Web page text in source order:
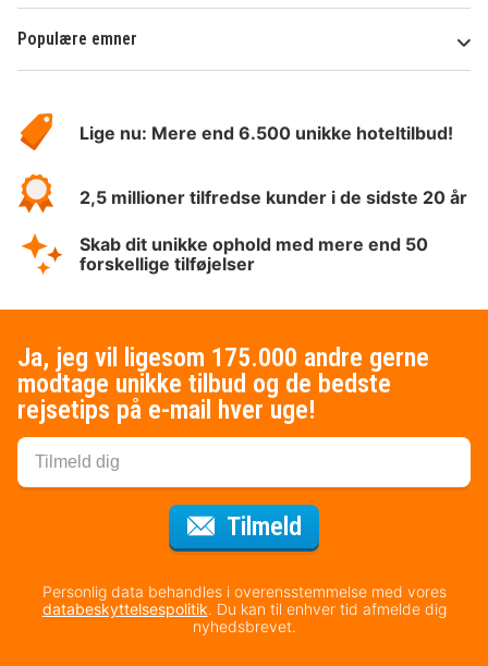
Populære emner
HotelSpecials
Lige nu: Mere end 6.500 unikke hoteltilbud!
2,5 millioner tilfredse kunder i de sidste 20 år
Skab dit unikke ophold med mere end 50
forskellige tilføjelser
Ja, jeg vil ligesom 175.000 andre gerne
modtage unikke tilbud og de bedste
rejsetips på e-mail hver uge!
Tilmeld
Personlig data behandles i overensstemmelse med vores
databeskyttelsespolitik. Du kan til enhver tid afmelde dig
nyhedsbrevet.